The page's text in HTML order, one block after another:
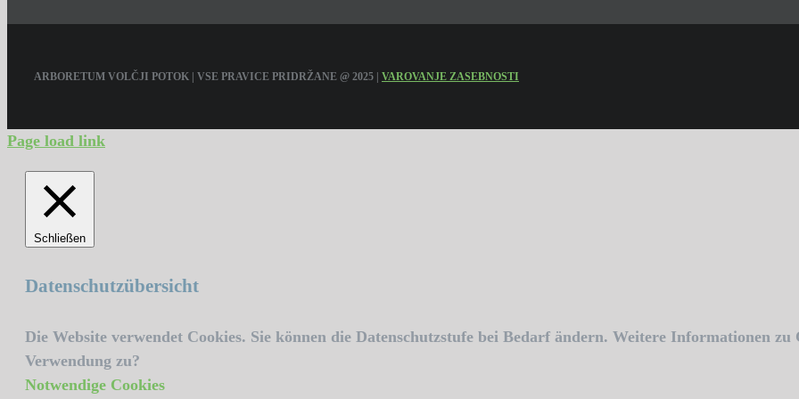
ARBORETUM VOLČJI POTOK | VSE PRAVICE PRIDRŽANE @ 2025 | VAROVANJE ZASEBNOSTI
Page load link
Schließen
Datenschutzübersicht
Die Website verwendet Cookies. Sie können die Datenschutzstufe bei Bedarf ändern. Weitere Informationen zu
Verwendung zu?
Notwendige Cookies